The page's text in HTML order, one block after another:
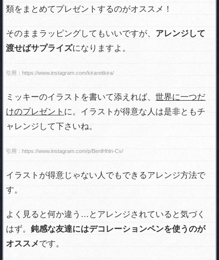
類をまとめてプレゼントするのがオススメ！
そのままラッピングしてもいいですが、 アレンジして
渡せばサプライズになりますよ。
引用：https://www.instagram.com/kirareitkira/
ミッキーのイラストを書いて添えれば、世界に一つだ
けのプレゼント に。イラストが得意な人は是非ともチ
ャレンジして下さいね。
引用：https://www.instagram.com/p/BenlHhln-Cv/
イラストが得意じゃない人でもできるアレンジ方法で
す。
よく見ると何か違う…とアレンジされていると気づく
はず。鈍感な友達にはデコレーションペンを使うのが
オススメです。